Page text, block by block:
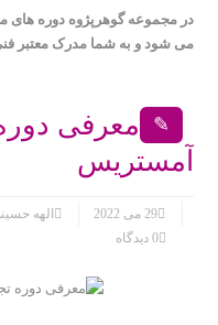
در مجموعه گوهرپژوه دوره های
می شود و به شما مدرک معتبر
معرفی
آمستریس
29 می 2022 الهه
0 دیدگاه